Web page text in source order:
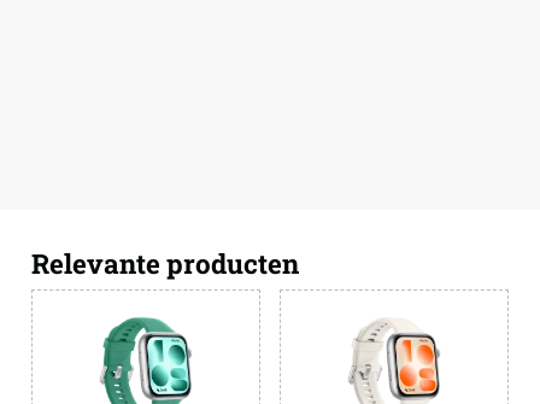
Relevante producten